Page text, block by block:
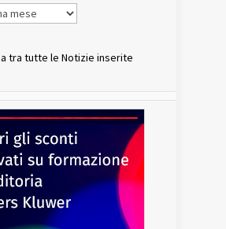
tra tutte le Notizie inserite